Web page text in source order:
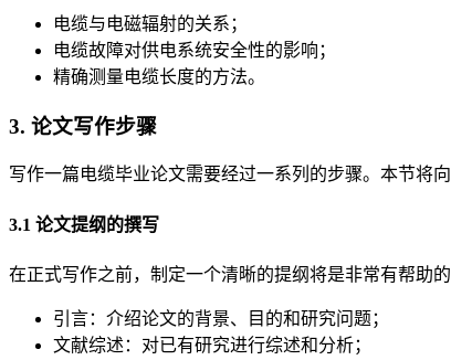
电缆与电磁辐射的关系；
电缆故障对供电系统安全性的影响；
精确测量电缆长度的方法。
3. 论文写作步骤
写作一篇电缆毕业论文需要经过一系列的步骤。本节将
3.1 论文提纲的撰写
在正式写作之前，制定一个清晰的提纲将是非常有帮助
引言：介绍论文的背景、目的和研究问题；
文献综述：对已有研究进行综述和分析；